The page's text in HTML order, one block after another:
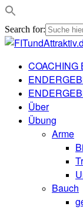
Search for:
COACHING
Über
Übung
Arme
Bauch